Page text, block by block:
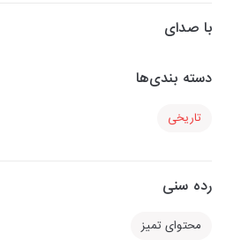
با صدای
دسته بندی‌ها
تاریخی
رده سنی
محتوای تمیز